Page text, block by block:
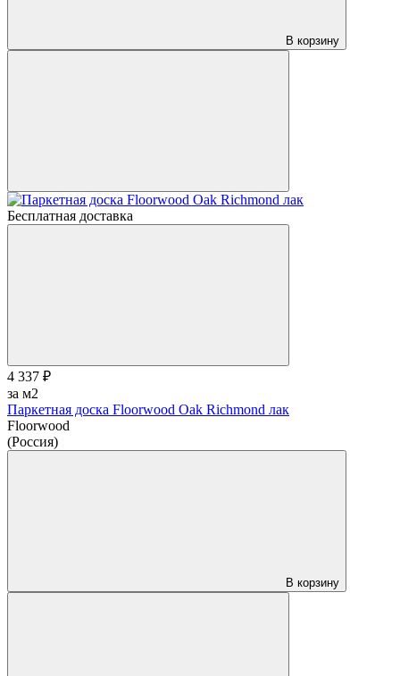
В корзину
Бесплатная доставка
4 337 ₽
за м2
Паркетная доска Floorwood Oak Richmond лак
Floorwood
(Россия)
В корзину